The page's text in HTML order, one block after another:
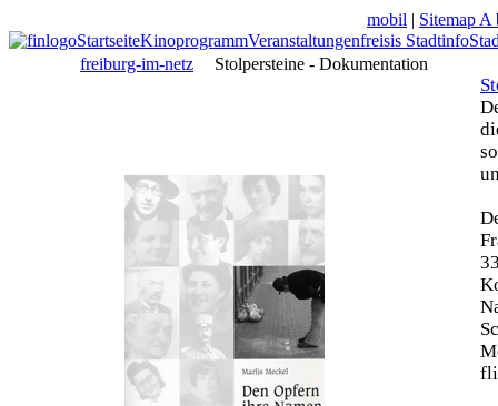
mobil | Sitemap A
StartseiteKinoprogrammVeranstaltungenfreisis Stadtinfo
freiburg-im-netz
Stolpersteine - Dokumentation